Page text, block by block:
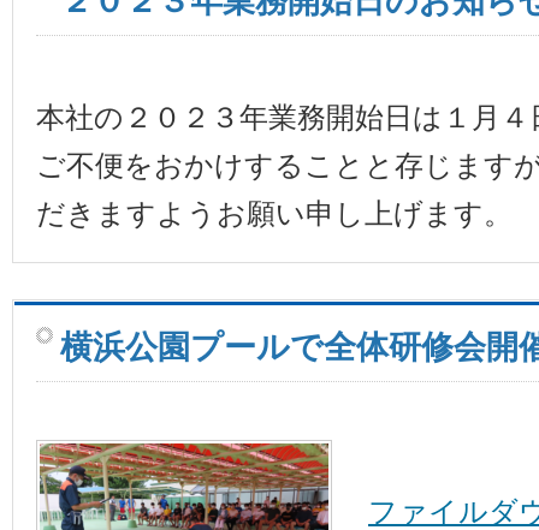
本社の２０２３年業務開始日は１月
ご不便をおかけすることと存じます
だきますようお願い申し上げます。
横浜公園プールで全体研修会開
ファイルダ